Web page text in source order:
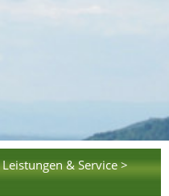
Leistungen & Service >